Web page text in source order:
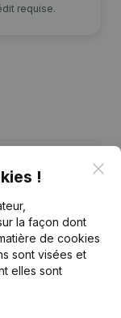
requise.
-
(NL)
!
la façon dont
de cookies
sont visées et
elles sont